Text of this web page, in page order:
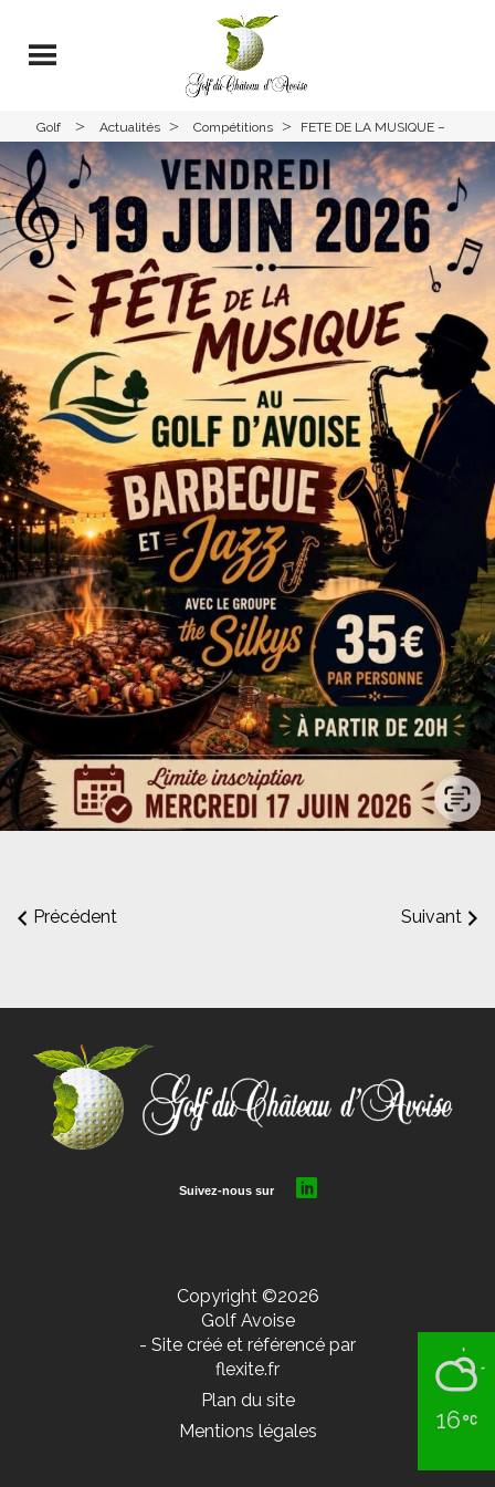
Golf
Avoise
> Actualités > Compétitions > FETE DE LA MUSIQUE –
GOLF AVOISE – VENDREDI
19 JUIN 2026
Précédent Suivant
16
Copyright ©2026
Golf Avoise
- Site créé et référencé par
flexite.fr
Plan du site
Mentions légales